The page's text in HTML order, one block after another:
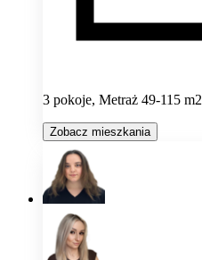
3 pokoje, Metraż 49-115 m2
Zobacz mieszkania